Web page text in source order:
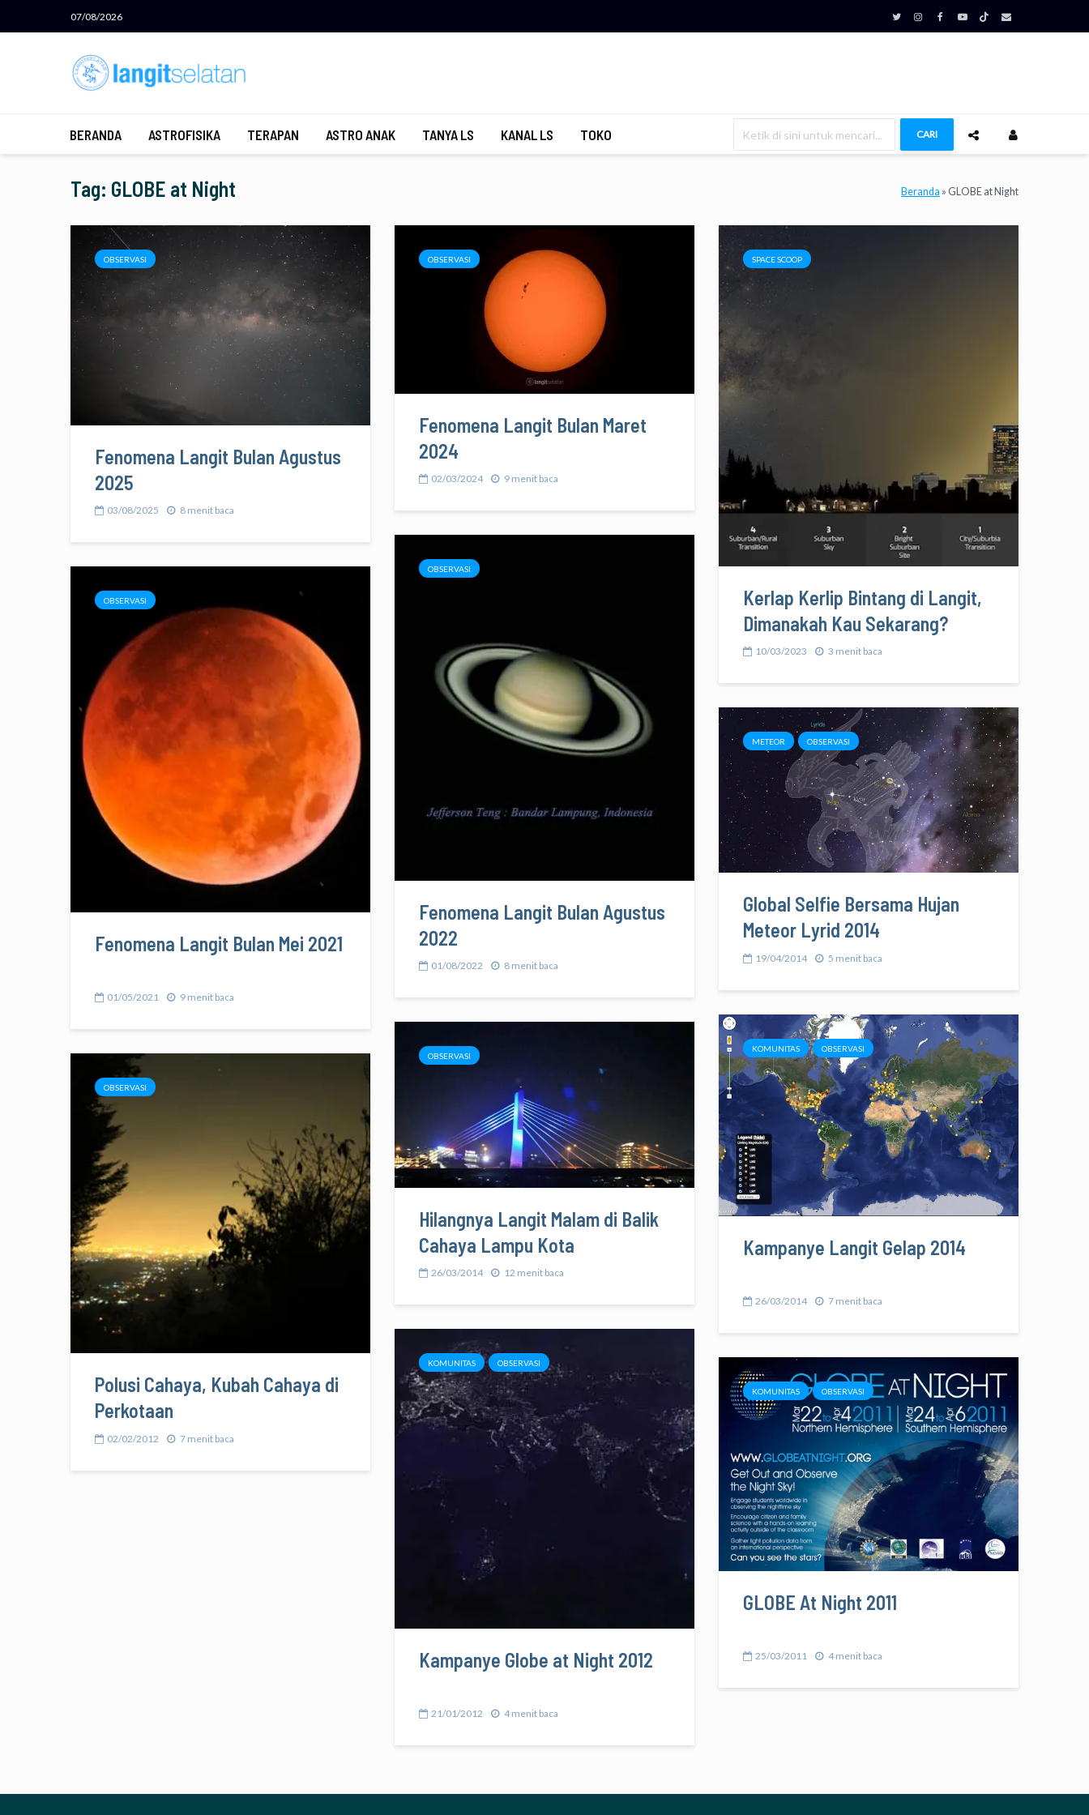
07/08/2026
BERANDA ASTROFISIKA TERAPAN ASTRO ANAK TANYA LS KANAL LS TOKO CARI
Tag: GLOBE at Night Beranda » GLOBE at Night
OBSERVASI
Fenomena Langit Bulan Agustus
2025
03/08/2025 8 menit baca
OBSERVASI
Fenomena Langit Bulan Maret
2024
02/03/2024 9 menit baca
SPACE SCOOP
Kerlap Kerlip Bintang di Langit,
Dimanakah Kau Sekarang?
10/03/2023 3 menit baca
OBSERVASI
Fenomena Langit Bulan Agustus
2022
01/08/2022 8 menit baca
OBSERVASI
Fenomena Langit Bulan Mei 2021
01/05/2021 9 menit baca
METEOR OBSERVASI
Global Selfie Bersama Hujan
Meteor Lyrid 2014
19/04/2014 5 menit baca
KOMUNITAS OBSERVASI
Kampanye Langit Gelap 2014
26/03/2014 7 menit baca
OBSERVASI
Hilangnya Langit Malam di Balik
Cahaya Lampu Kota
26/03/2014 12 menit baca
OBSERVASI
Polusi Cahaya, Kubah Cahaya di
Perkotaan
02/02/2012 7 menit baca
KOMUNITAS OBSERVASI
Kampanye Globe at Night 2012
21/01/2012 4 menit baca
KOMUNITAS OBSERVASI
GLOBE At Night 2011
25/03/2011 4 menit baca